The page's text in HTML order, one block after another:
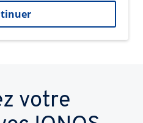
votre